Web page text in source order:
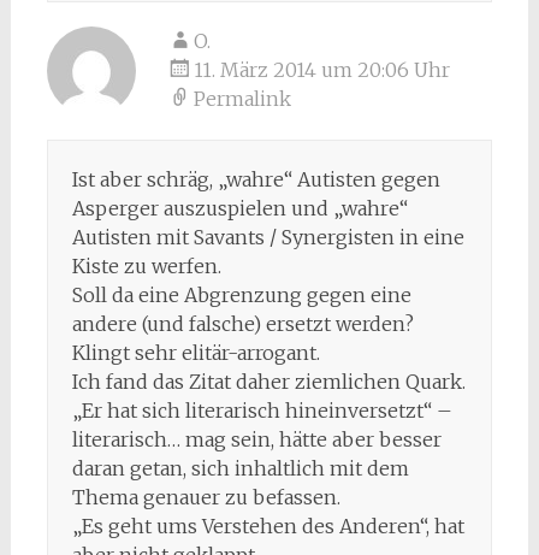
O.
11. März 2014 um 20:06 Uhr
Permalink
Ist aber schräg, „wahre“ Autisten gegen
Asperger auszuspielen und „wahre“
Autisten mit Savants / Synergisten in eine
Kiste zu werfen.
Soll da eine Abgrenzung gegen eine
andere (und falsche) ersetzt werden?
Klingt sehr elitär-arrogant.
Ich fand das Zitat daher ziemlichen Quark.
„Er hat sich literarisch hineinversetzt“ –
literarisch… mag sein, hätte aber besser
daran getan, sich inhaltlich mit dem
Thema genauer zu befassen.
„Es geht ums Verstehen des Anderen“, hat